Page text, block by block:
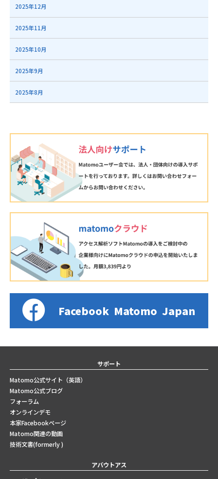
2025年12月
2025年11月
2025年10月
2025年9月
2025年8月
Facebook Matomo Japan
サポート
Matomo公式サイト（英語）
Matomo公式ブログ
フォーラム
オンラインデモ
本家Facebookページ
Matomo関連の動画
技術文書(formerly )
アバウトアス